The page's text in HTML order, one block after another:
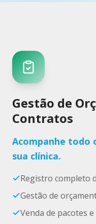
Gestão de
Contratos
Acompanhe todo
sua clínica.
Registro completo
Gestão de
Venda de pacotes